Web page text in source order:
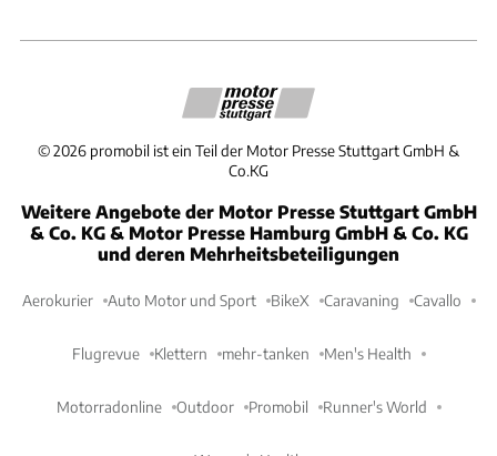
©2026 promobil ist ein Teil der Motor Presse Stuttgart GmbH &
Co.KG
Weitere Angebote der Motor Presse Stuttgart GmbH
& Co. KG & Motor Presse Hamburg GmbH & Co. KG
und deren Mehrheitsbeteiligungen
Aerokurier Auto Motor und Sport BikeX Caravaning Cavallo
Flugrevue Klettern mehr-tanken Men's Health
Motorradonline Outdoor Promobil Runner's World